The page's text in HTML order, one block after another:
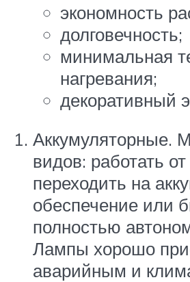
экономность
долговечность;
минимальная
нагревания;
декоративный
Аккумуляторные.
видов: работать
переходить на
обеспечение или
полностью
Лампы хорошо
аварийным и